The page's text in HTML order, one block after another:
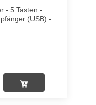
- 5 Tasten -
(USB) -